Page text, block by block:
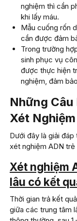
nghiệm thì cần
khi lấy máu.
Mẫu cuống rốn
cần được đảm
Trong trường
sinh phục vụ
được thực hiện
nghiệm, đảm
Những
Xét
Dưới đây là giải
xét nghiệm ADN trẻ
Xét nghiệm
lâu có kết
Thời gian trả kết
giữa các trung tâm